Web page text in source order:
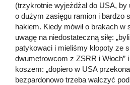
(trzykrotnie wyjeżdżał do USA,
o dużym zasięgu ramion i bardzo
hakiem. Kiedy mówił o brakach w
uwagę na niedostateczną siłę:
patykowaci i mieliśmy kłopoty ze
dwumetrowcom z ZSRR i Włoch”
koszem: „dopiero w USA
bezpardonowo trzeba walczyć